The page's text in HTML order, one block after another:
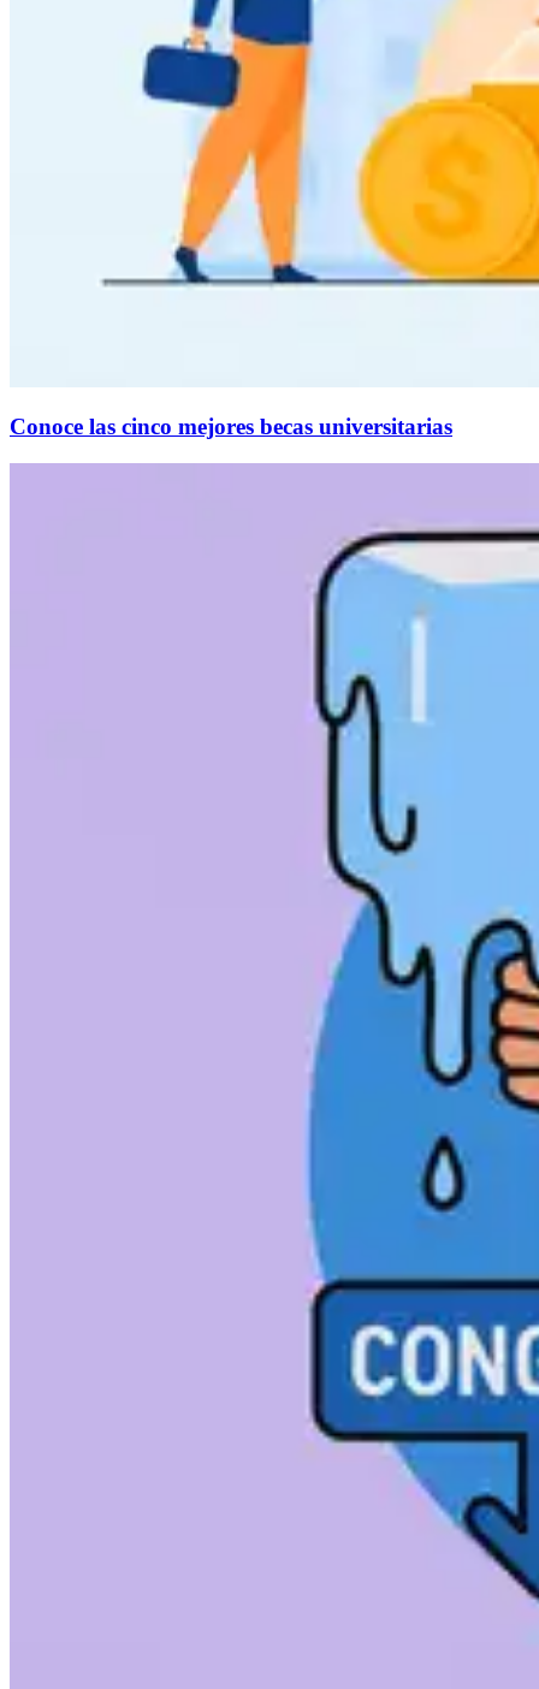
Conoce las cinco mejores becas universitarias